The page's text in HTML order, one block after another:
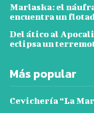
Marlaska: el
encuentra un
Del ático al
eclipsa un
Más popular
Cevichería “La